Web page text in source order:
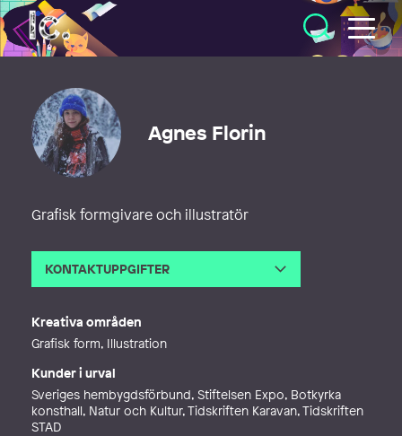
Illustratörcentrum
Agnes Florin
Grafisk formgivare och illustratör
KONTAKTUPPGIFTER
Kreativa områden
Grafisk form, Illustration
Kunder i urval
Sveriges hembygdsförbund, Stiftelsen Expo, Botkyrka
konsthall, Natur och Kultur, Tidskriften Karavan, Tidskriften
STAD